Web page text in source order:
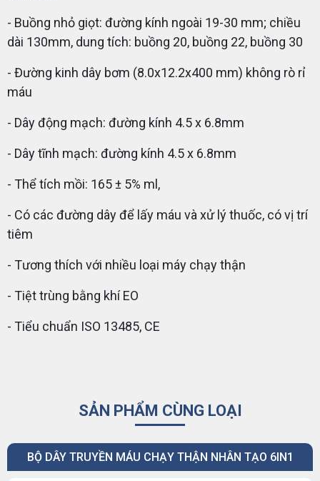
- Buồng nhỏ giọt: đường kính ngoài 19-30 mm; chiều
dài 130mm, dung tích: buồng 20, buồng 22, buồng 30
- Đường kinh dây bơm (8.0x12.2x400 mm) không rò rỉ
máu
- Dây động mạch: đường kính 4.5 x 6.8mm
- Dây tĩnh mạch: đường kính 4.5 x 6.8mm
- Thể tích mồi: 165 ± 5% ml,
- Có các đường dây để lấy máu và xử lý thuốc, có vị trí
tiêm
- Tương thích với nhiều loại máy chạy thận
- Tiệt trùng bằng khí EO
- Tiểu chuẩn ISO 13485, CE
SẢN PHẨM CÙNG LOẠI
BỘ DÂY TRUYỀN MÁU CHẠY THẬN NHÂN TẠO 6IN1